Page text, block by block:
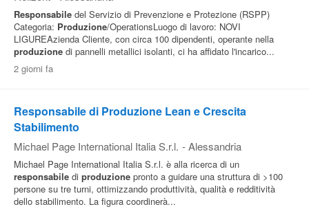
Responsabile del Servizio di Prevenzione e Protezione (RSPP)
Categoria: Produzione/OperationsLuogo di lavoro: NOVI
LIGUREAzienda Cliente, con circa 100 dipendenti, operante nella
produzione di pannelli metallici isolanti, ci ha affidato l'incarico...
2 giorni fa
Responsabile di Produzione Lean e Crescita
Stabilimento
Michael Page International Italia S.r.l. - Alessandria
Michael Page International Italia S.r.l. è alla ricerca di un
responsabile di produzione pronto a guidare una struttura di >100
persone su tre turni, ottimizzando produttività, qualità e redditività
dello stabilimento. La figura coordinerà...